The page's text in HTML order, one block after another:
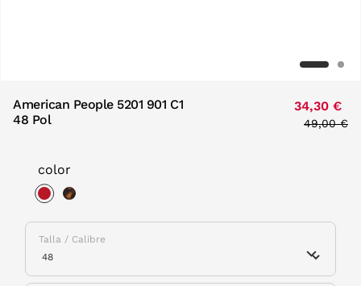
American People 5201 901 C1
48 Pol
34,30 €
Price
49,00 €
color
Talla / Calibre